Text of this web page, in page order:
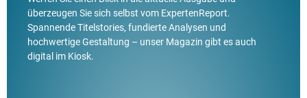
überzeugen Sie sich selbst vom ExpertenReport.
Spannende Titelstories, fundierte Analysen und
hochwertige Gestaltung – unser Magazin gibt es auch
digital im Kiosk.